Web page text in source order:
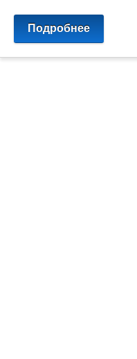
Подробнее